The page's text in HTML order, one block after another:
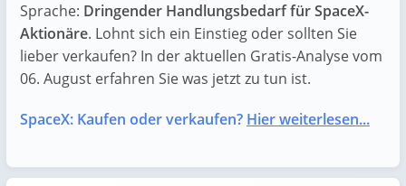
Sprache: Dringender Handlungsbedarf für SpaceX-
Aktionäre. Lohnt sich ein Einstieg oder sollten Sie
lieber verkaufen? In der aktuellen Gratis-Analyse vom
06. August erfahren Sie was jetzt zu tun ist.
SpaceX: Kaufen oder verkaufen? Hier weiterlesen...